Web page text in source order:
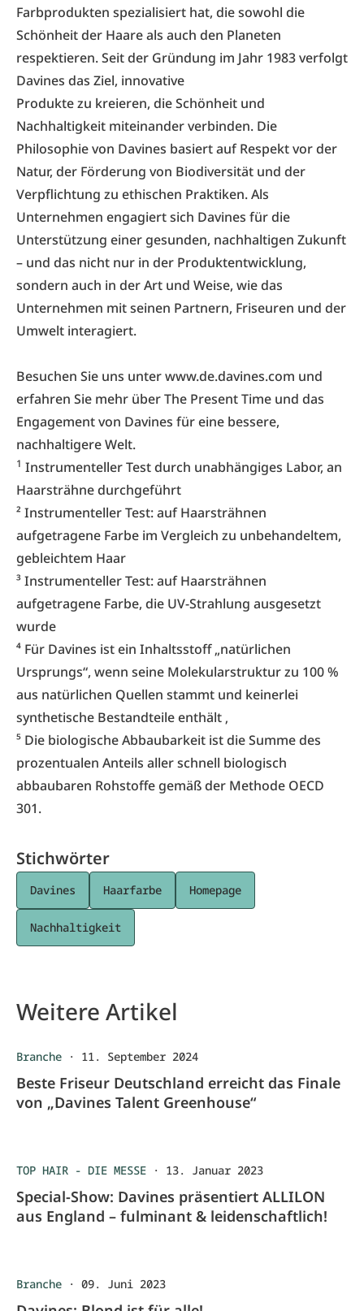
Farbprodukten spezialisiert hat, die sowohl die
Schönheit der Haare als auch den Planeten
respektieren. Seit der Gründung im Jahr 1983 verfolgt
Davines das Ziel, innovative
Produkte zu kreieren, die Schönheit und
Nachhaltigkeit miteinander verbinden. Die
Philosophie von Davines basiert auf Respekt vor der
Natur, der Förderung von Biodiversität und der
Verpflichtung zu ethischen Praktiken. Als
Unternehmen engagiert sich Davines für die
Unterstützung einer gesunden, nachhaltigen Zukunft
– und das nicht nur in der Produktentwicklung,
sondern auch in der Art und Weise, wie das
Unternehmen mit seinen Partnern, Friseuren und der
Umwelt interagiert.
Besuchen Sie uns unterwww.de.davines.com und
erfahren Sie mehr über The Present Time und das
Engagement von Davines für eine bessere,
nachhaltigere Welt.
1 Instrumenteller Test durch unabhängiges Labor, an
Haarsträhne durchgeführt
² Instrumenteller Test: auf Haarsträhnen
aufgetragene Farbe im Vergleich zu unbehandeltem,
gebleichtem Haar
³ Instrumenteller Test: auf Haarsträhnen
aufgetragene Farbe, die UV-Strahlung ausgesetzt
wurde
⁴ Für Davines ist ein Inhaltsstoff „natürlichen
Ursprungs“, wenn seine Molekularstruktur zu 100 %
aus natürlichen Quellen stammt und keinerlei
synthetische Bestandteile enthält ‚
⁵ Die biologische Abbaubarkeit ist die Summe des
prozentualen Anteils aller schnell biologisch
abbaubaren Rohstoffe gemäß der Methode OECD
301.
Stichwörter
Davines Haarfarbe Homepage
Nachhaltigkeit
Weitere Artikel
Branche · 11. September 2024
Beste Friseur Deutschland erreicht das Finale
von „Davines Talent Greenhouse“
TOP HAIR - DIE MESSE · 13. Januar 2023
Special-Show: Davines präsentiert ALLILON
aus England – fulminant & leidenschaftlich!
Branche · 09. Juni 2023